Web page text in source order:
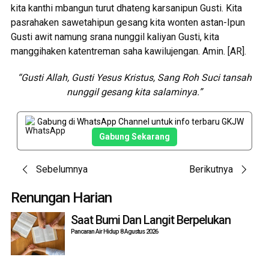
kita kanthi mbangun turut dhateng karsanipun Gusti. Kita
pasrahaken sawetahipun gesang kita wonten astan-Ipun
Gusti awit namung srana nunggil kaliyan Gusti, kita
manggihaken katentreman saha kawilujengan. Amin. [AR].
“Gusti Allah, Gusti Yesus Kristus, Sang Roh Suci tansah
nunggil gesang kita salaminya.”
Gabung di WhatsApp Channel untuk info terbaru GKJW
Gabung Sekarang
Post
navigation
Sebelumnya Berikutnya
Renungan Harian
Saat Bumi Dan Langit Berpelukan
Pancaran Air Hidup 8 Agustus 2026